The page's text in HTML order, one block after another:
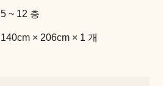
5 ~ 12 층
140cm × 206cm × 1 개